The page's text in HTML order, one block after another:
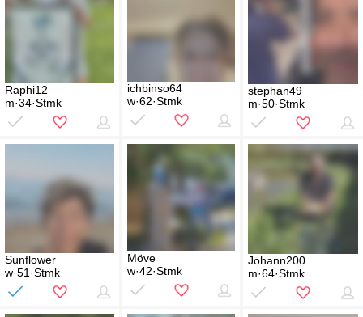
Raphi12
m·34·Stmk
ichbinso64
w·62·Stmk
stephan49
m·50·Stmk
Sunflower
w·51·Stmk
Möve
w·42·Stmk
Johann200
m·64·Stmk